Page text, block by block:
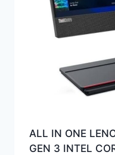
ALL IN ONE
GEN 3 INTEL